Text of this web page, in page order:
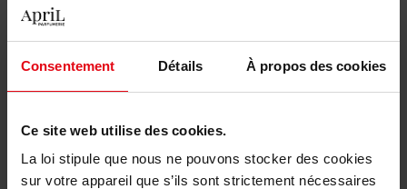
Consentement Détails À propos des cookies
Ce site web utilise des cookies.
La loi stipule que nous ne pouvons stocker des cookies
sur votre appareil que s’ils sont strictement nécessaires
Ajouter
Retour gratuit dans votre magasin